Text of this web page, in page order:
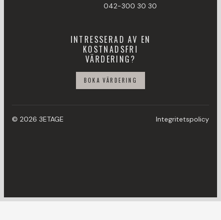
042-300 30 30
INTRESSERAD AV EN
KOSTNADSFRI
VÄRDERING?
BOKA VÄRDERING
© 2026 3ETAGE Integritetspolicy